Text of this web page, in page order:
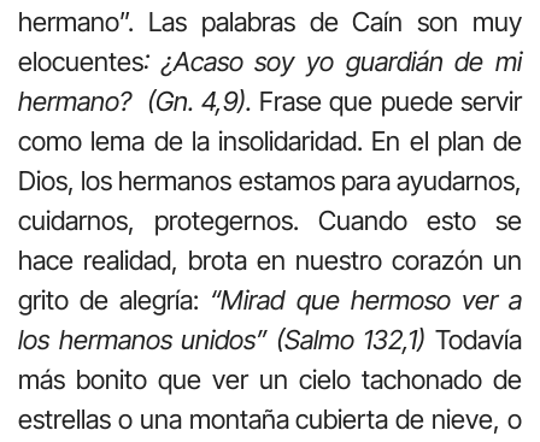
hermano”. Las palabras de Caín son muy
elocuentes: ¿Acaso soy yo guardián de mi
hermano? (Gn. 4,9). Frase que puede servir
como lema de la insolidaridad. En el plan de
Dios, los hermanos estamos para ayudarnos,
cuidarnos, protegernos. Cuando esto se
hace realidad, brota en nuestro corazón un
grito de alegría: “Mirad que hermoso ver a
los hermanos unidos” (Salmo 132,1) Todavía
más bonito que ver un cielo tachonado de
estrellas o una montaña cubierta de nieve, o